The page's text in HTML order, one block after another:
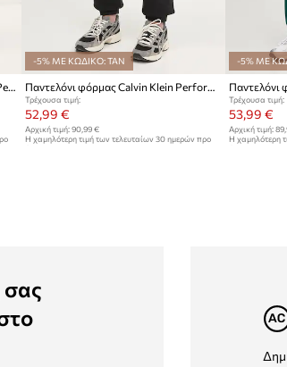
Παντελόνι προπόνησης Calvin Klein Performance
-5% ΜΕ ΚΩΔΙΚΟ: TAN
Παντελόνι φόρμας Calvin Klein Performance
Τρέχουσα τιμή:
52,99 €
Αρχική τιμή: 90,99 €
Η χαμηλότερη τιμή των τελευταίων 30 ημερών προ
-5% ΜΕ
Τρέχουσα τιμή:
53,99 €
Αρχική τιμή:
Η χαμηλότερη